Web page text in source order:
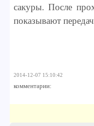
сакуры. После
показывают
2014-12-07 15:10:42
комментарии: